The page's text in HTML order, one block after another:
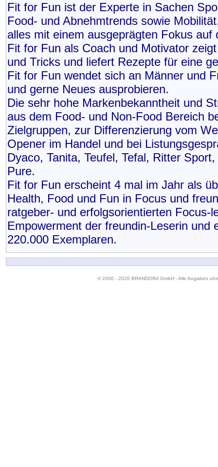
Fit for Fun ist der Experte in Sachen
Food- und Abnehmtrends sowie
alles mit einem ausgeprägten Fokus
Fit for Fun als Coach und Motivator
und Tricks und liefert Rezepte für eine
Fit for Fun wendet sich an Männer und
und gerne Neues ausprobieren.
Die sehr hohe Markenbekanntheit und
aus dem Food- und Non-Food Bereich
Zielgruppen, zur Differenzierung vom
Opener im Handel und bei
Dyaco, Tanita, Teufel, Tefal, Ritter
Pure.
Fit for Fun erscheint 4 mal im Jahr als
Health, Food und Fun in Focus und
ratgeber- und erfolgsorientierten Focus-
Empowerment der freundin-Leserin
220.000 Exemplaren.
© 2000 - 2026 BRANDORA GmbH - Alle Angaben